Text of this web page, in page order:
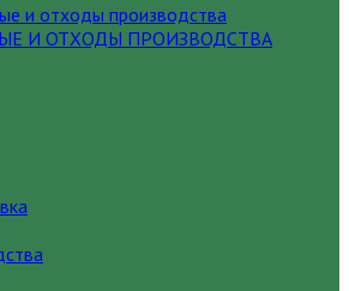
И ОТХОДЫ ПРОИЗВОДСТВА